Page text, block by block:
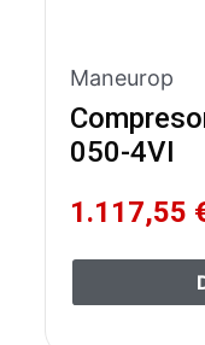
Maneurop
050-4VI
1.117,55